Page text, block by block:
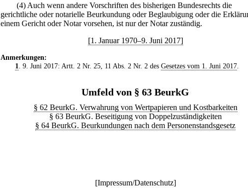
(4) Auch wenn andere Vorschriften des bisherigen Bundesrechts die
gerichtliche oder notarielle Beurkundung oder Beglaubigung oder die
einem Gericht oder Notar vorsehen, ist nur der Notar zuständig.
[1. Januar 1970–9. Juni 2017]
Anmerkungen:
1
. 9. Juni 2017: Artt. 2 Nr. 25, 11 Abs. 2 Nr. 2 des Gesetzes vom 1. Juni 2017.
Umfeld von § 63 BeurkG
§ 62 BeurkG. Verwahrung von Wertpapieren und Kostbarkeiten
§ 63 BeurkG. Beseitigung von Doppelzuständigkeiten
§ 64 BeurkG. Beurkundungen nach dem Personenstandsgesetz
[Impressum/Datenschutz]